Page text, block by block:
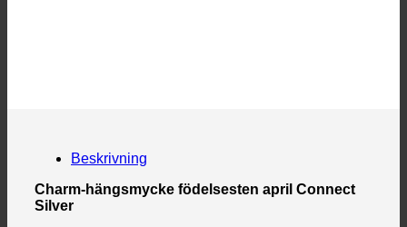
Beskrivning
Charm-hängsmycke födelsesten april Connect
Silver